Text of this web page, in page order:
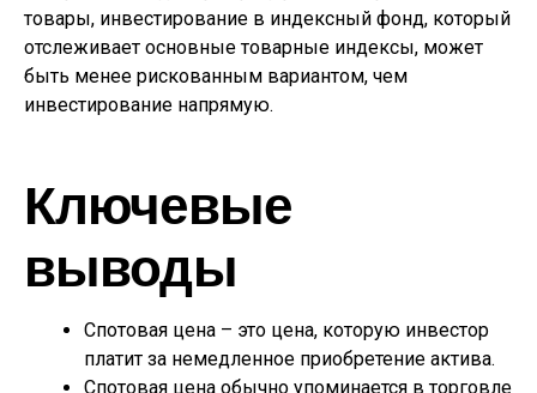
товары, инвестирование в индексный фонд, который
отслеживает основные товарные индексы, может
быть менее рискованным вариантом, чем
инвестирование напрямую.
Ключевые
выводы
Спотовая цена – это цена, которую инвестор
платит за немедленное приобретение актива.
Спотовая цена обычно упоминается в торговле